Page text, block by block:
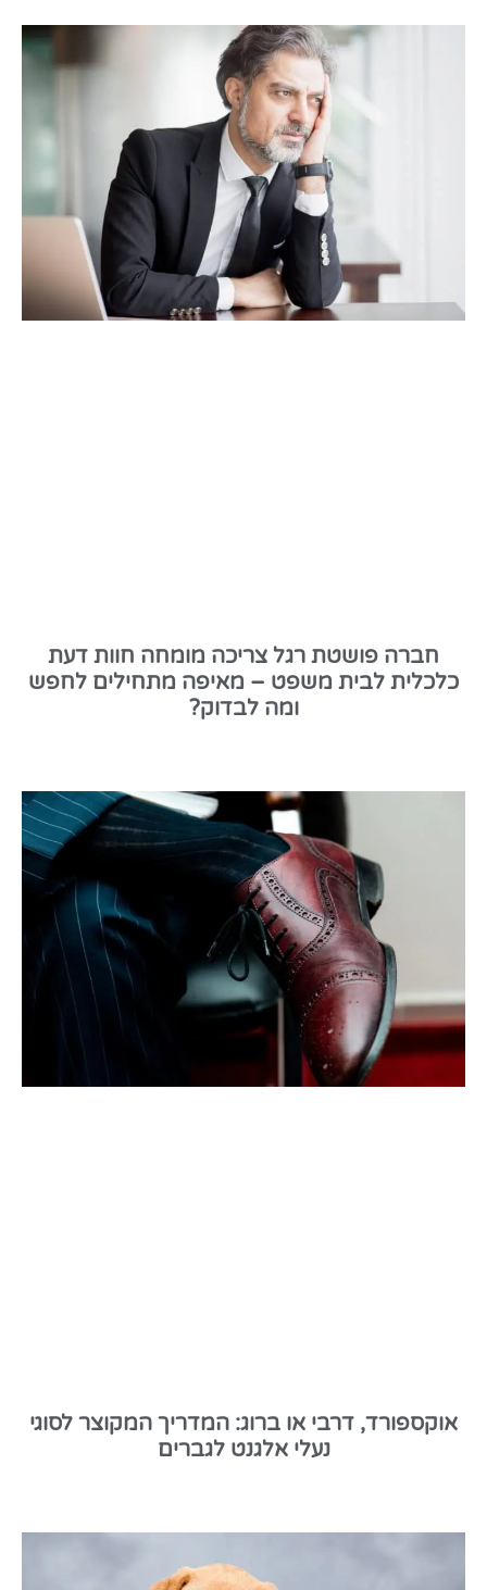
חברה פושטת רגל צריכה מומחה חוות דעת
כלכלית לבית משפט – מאיפה מתחילים לחפש
ומה לבדוק?
אוקספורד, דרבי או ברוג: המדריך המקוצר לסוגי
נעלי אלגנט לגברים